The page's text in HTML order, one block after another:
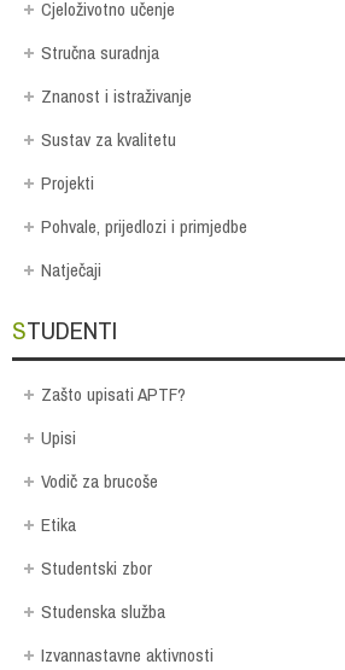
Cjeloživotno učenje
Stručna suradnja
Znanost i istraživanje
Sustav za kvalitetu
Projekti
Pohvale, prijedlozi i primjedbe
Natječaji
STUDENTI
Zašto upisati APTF?
Upisi
Vodič za brucoše
Etika
Studentski zbor
Studenska služba
Izvannastavne aktivnosti